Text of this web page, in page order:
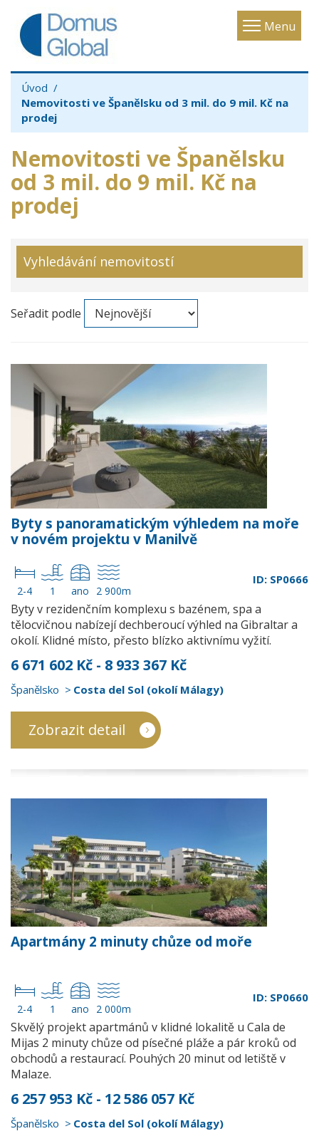
Menu
Toggle
Úvod
Nemovitosti ve Španělsku od 3 mil. do 9 mil. Kč na
prodej
Nemovitosti ve Španělsku
od 3 mil. do 9 mil. Kč na
prodej
Vyhledávání nemovitostí
Seřadit podle
Byty s panoramatickým výhledem na moře
v novém projektu v Manilvě
2-4 1 ano 2 900m
ID: SP0666
Byty v rezidenčním komplexu s bazénem, spa a
tělocvičnou nabízejí dechberoucí výhled na Gibraltar a
okolí. Klidné místo, přesto blízko aktivnímu vyžití.
6 671 602 Kč - 8 933 367 Kč
Španělsko Costa del Sol (okolí Málagy)
Zobrazit detail
Apartmány 2 minuty chůze od moře
2-4 1 ano 2 000m
ID: SP0660
Skvělý projekt apartmánů v klidné lokalitě u Cala de
Mijas 2 minuty chůze od písečné pláže a pár kroků od
obchodů a restaurací. Pouhých 20 minut od letiště v
Malaze.
6 257 953 Kč - 12 586 057 Kč
Španělsko Costa del Sol (okolí Málagy)